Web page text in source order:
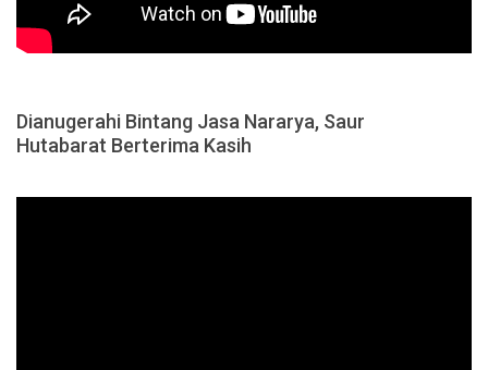
Dianugerahi Bintang Jasa Nararya, Saur
Hutabarat Berterima Kasih